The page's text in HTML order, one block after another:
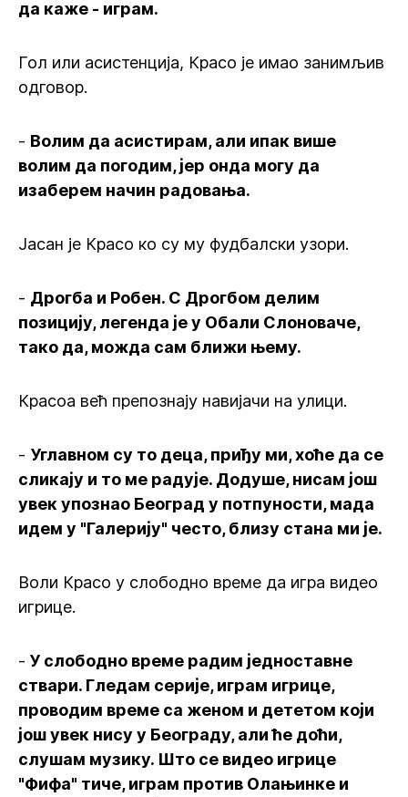
да каже - играм.
Гол или асистенција, Красо је имао занимљив
одговор.
- Волим да асистирам, али ипак више
волим да погодим, јер онда могу да
изаберем начин радовања.
Јасан је Красо ко су му фудбалски узори.
- Дрогба и Робен. С Дрогбом делим
позицију, легенда је у Обали Слоноваче,
тако да, можда сам ближи њему.
Красоа већ препознају навијачи на улици.
- Углавном су то деца, приђу ми, хоће да се
сликају и то ме радује. Додуше, нисам још
увек упознао Београд у потпуности, мада
идем у "Галерију" често, близу стана ми је.
Воли Красо у слободно време да игра видео
игрице.
- У слободно време радим једноставне
ствари. Гледам серије, играм игрице,
проводим време са женом и дететом који
још увек нису у Београду, али ће доћи,
слушам музику. Што се видео игрице
"Фифа" тиче, играм против Олањинке и